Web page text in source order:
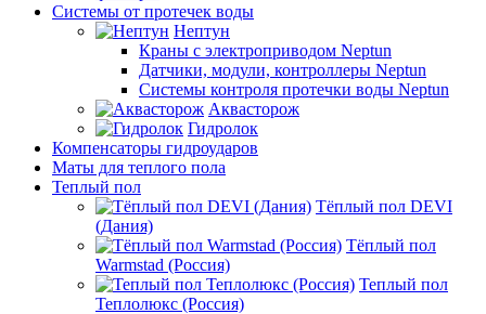
Системы от протечек воды
Нептун
Краны с электроприводом Neptun
Датчики, модули, контроллеры Neptun
Системы контроля протечки воды Neptun
Аквасторож
Гидролок
Компенсаторы гидроударов
Маты для теплого пола
Теплый пол
Тёплый пол DEVI
(Дания)
Тёплый пол
Warmstad (Россия)
Теплый пол
Теплолюкс (Россия)